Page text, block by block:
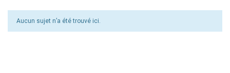
Aucun sujet n’a été trouvé ici.